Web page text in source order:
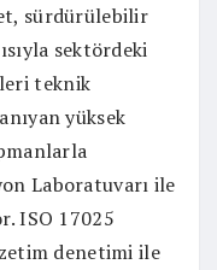
sürdürülebilir
sektördeki
teknik
yüksek
Laboratuvarı ile
ISO 17025
denetimi ile